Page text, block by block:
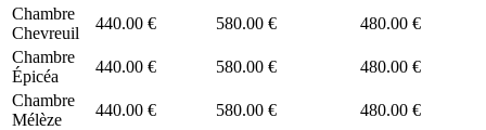
Chambre
Chevreuil
440.00 € 580.00 €
480.00 €
Chambre
Épicéa
440.00 € 580.00 €
480.00 €
Chambre
Mélèze
440.00 € 580.00 €
480.00 €